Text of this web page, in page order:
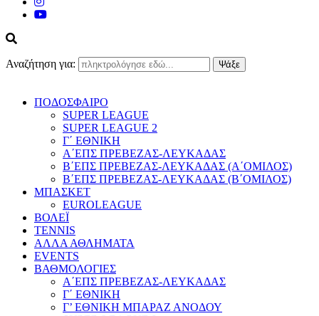
Αναζήτηση για:
ΠΟΔΟΣΦΑΙΡΟ
SUPER LEAGUE
SUPER LEAGUE 2
Γ΄ ΕΘΝΙΚΗ
Α΄ΕΠΣ ΠΡΕΒΕΖΑΣ-ΛΕΥΚΑΔΑΣ
Β΄ΕΠΣ ΠΡΕΒΕΖΑΣ-ΛΕΥΚΑΔΑΣ (Α΄ΟΜΙΛΟΣ)
Β΄ΕΠΣ ΠΡΕΒΕΖΑΣ-ΛΕΥΚΑΔΑΣ (Β΄ΟΜΙΛΟΣ)
ΜΠΑΣΚΕΤ
EUROLEAGUE
ΒΟΛΕΪ
TENNIS
ΑΛΛΑ ΑΘΛΗΜΑΤΑ
EVENTS
ΒΑΘΜΟΛΟΓΙΕΣ
Α΄ΕΠΣ ΠΡΕΒΕΖΑΣ-ΛΕΥΚΑΔΑΣ
Γ΄ ΕΘΝΙΚΗ
Γ’ ΕΘΝΙΚΗ ΜΠΑΡΑΖ ΑΝΟΔΟΥ